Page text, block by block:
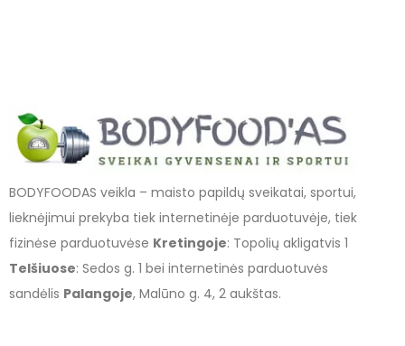
BODYFOODAS veikla – maisto papildų sveikatai, sportui,
lieknėjimui prekyba tiek internetinėje parduotuvėje, tiek
fizinėse parduotuvėse Kretingoje: Topolių akligatvis 1
Telšiuose: Sedos g. 1 bei internetinės parduotuvės
sandėlis Palangoje, Malūno g. 4, 2 aukštas.